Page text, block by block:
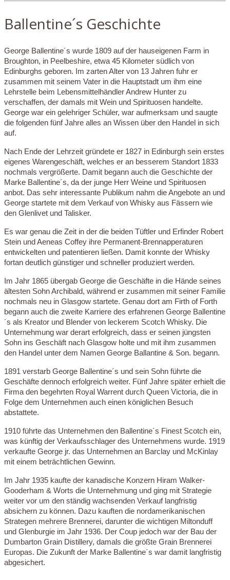
Ballentine´s Geschichte
George Ballentine´s wurde 1809 auf der hauseigenen Farm in
Broughton, in Peelbeshire, etwa 45 Kilometer südlich von
Edinburghs geboren. Im zarten Alter von 13 Jahren fuhr er
zusammen mit seinem Vater in die Hauptstadt um ihm eine
Lehrstelle beim Lebensmittelhändler Andrew Hunter zu
verschaffen, der damals mit Wein und Spirituosen handelte.
George war ein gelehriger Schüler, war aufmerksam und saugte
die folgenden fünf Jahre alles an Wissen über den Handel in sich
auf.
Nach Ende der Lehrzeit gründete er 1827 in Edinburgh sein erstes
eigenes Warengeschäft, welches er an besserem Standort 1833
nochmals vergrößerte. Damit begann auch die Geschichte der
Marke Ballentine´s, da der junge Herr Weine und Spirituosen
anbot. Das sehr interessante Publikum nahm die Angebote an und
George startete mit dem Verkauf von Whisky aus Fässern wie
den Glenlivet und Talisker.
Es war genau die Zeit in der die beiden Tüftler und Erfinder Robert
Stein und Aeneas Coffey ihre Permanent-Brennapperaturen
entwickelten und patentieren ließen. Damit konnte der Whisky
fortan deutlich günstiger und schneller produziert werden.
Im Jahr 1865 übergab George die Geschäfte in die Hände seines
ältesten Sohn Archibald, während er zusammen mit seiner Familie
nochmals neu in Glasgow startete. Genau dort am Firth of Forth
begann auch die zweite Karriere des erfahrenen George Ballentine
´s als Kreator und Blender von leckerem Scotch Whisky. Die
Unternehmung war derart erfolgreich, dass er seinen jüngsten
Sohn ins Geschäft nach Glasgow holte und mit ihm zusammen
den Handel unter dem Namen George Ballantine & Son. begann.
1891 verstarb George Ballentine´s und sein Sohn führte die
Geschäfte dennoch erfolgreich weiter. Fünf Jahre später erhielt die
Firma den begehrten Royal Warrent durch Queen Victoria, die in
Folge dem Unternehmen auch einen königlichen Besuch
abstattete.
1910 führte das Unternehmen den Ballentine´s Finest Scotch ein,
was künftig der Verkaufsschlager des Unternehmens wurde. 1919
verkaufte George jr. das Unternehmen an Barclay und McKinlay
mit einem beträchtlichen Gewinn.
Im Jahr 1935 kaufte der kanadische Konzern Hiram Walker-
Gooderham & Worts die Unternehmung und ging mit Strategie
weiter vor um den ständig wachsenden Verkauf langfristig
absichern zu können. Dazu kauften die nordamerikanischen
Strategen mehrere Brennerei, darunter die wichtigen Miltonduff
und Glenburgie im Jahr 1936. Der Coup jedoch war der Bau der
Dumbarton Grain Distillery, damals die größte Grain Brennerei
Europas. Die Zukunft der Marke Ballentine´s war damit langfristig
abgesichert.